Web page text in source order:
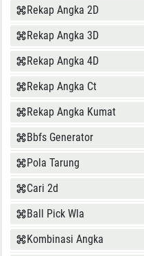
Rekap Angka 2D
Rekap Angka 3D
Rekap Angka 4D
Rekap Angka Ct
Rekap Angka Kumat
Bbfs Generator
Pola Tarung
Cari 2d
Ball Pick Wla
Kombinasi Angka